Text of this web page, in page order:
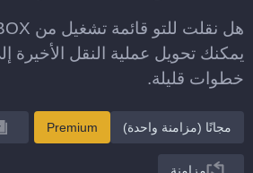
يمكنك تحويل عملية النقل الأخيرة
خطوات قليلة.
مجانًا (مزامنة واحدة) Premium